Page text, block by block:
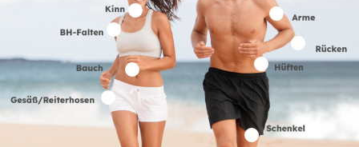
1
2
3
5
6
7
8
9